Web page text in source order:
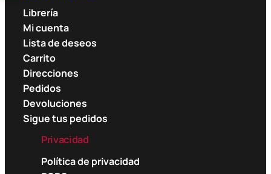
Librería
Mi cuenta
Lista de deseos
Carrito
Direcciones
Pedidos
Devoluciones
Sigue tus pedidos
Privacidad
Política de privacidad